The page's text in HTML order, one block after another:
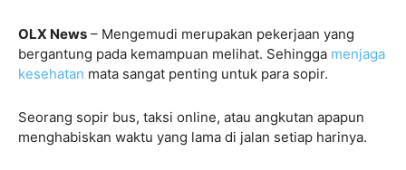
OLX News – Mengemudi merupakan pekerjaan yang
bergantung pada kemampuan melihat. Sehingga menjaga
kesehatan mata sangat penting untuk para sopir.
Seorang sopir bus, taksi online, atau angkutan apapun
menghabiskan waktu yang lama di jalan setiap harinya.